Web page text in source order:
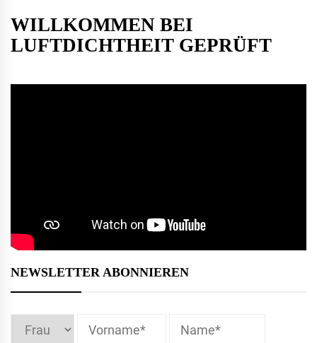
WILLKOMMEN BEI
LUFTDICHTHEIT GEPRÜFT
NEWSLETTER ABONNIEREN